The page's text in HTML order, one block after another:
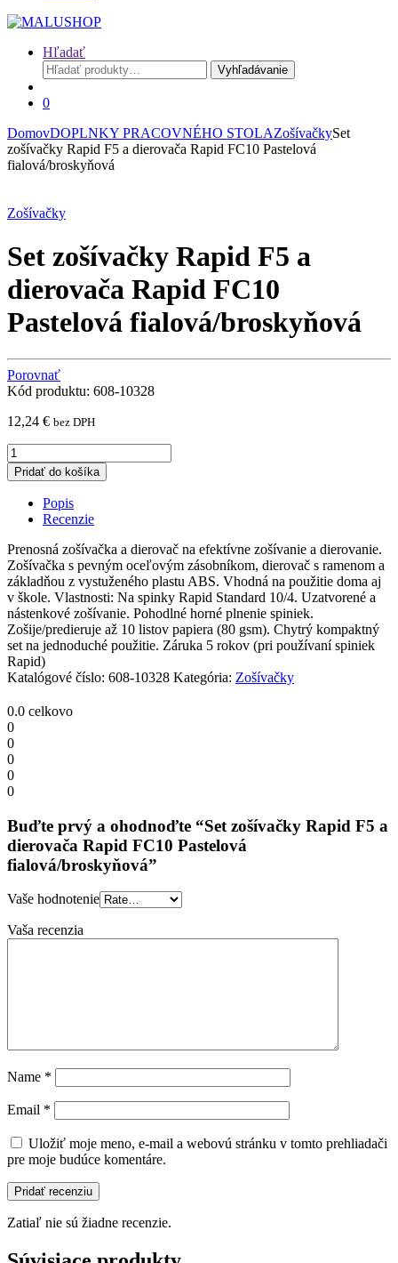
Hľadať
Hľadať:
Vyhľadávanie
0
DomovDOPLNKY PRACOVNÉHO STOLAZošívačkySet
zošívačky Rapid F5 a dierovača Rapid FC10 Pastelová
fialová/broskyňová
Zošívačky
Set zošívačky Rapid F5 a
dierovača Rapid FC10
Pastelová fialová/broskyňová
Porovnať
Kód produktu: 608-10328
12,24 € bez DPH
Set
zošívačky
Rapid
dierovača
Rapid
FC10
Pastelová
fialová/broskyňová
quantity
Pridať do košíka
Popis
Recenzie
Prenosná zošívačka a dierovač na efektívne zošívanie a dierovanie.
Zošívačka s pevným oceľovým zásobníkom, dierovač s ramenom a
základňou z vystuženého plastu ABS. Vhodná na použitie doma aj
v škole. Vlastnosti: Na spinky Rapid Standard 10/4. Uzatvorené a
nástenkové zošívanie. Pohodlné horné plnenie spiniek.
Zošije/predieruje až 10 listov papiera (80 gsm). Chytrý kompaktný
set na jednoduché použitie. Záruka 5 rokov (pri používaní spiniek
Rapid)
Katalógové číslo: 608-10328 Kategória: Zošívačky
0.0 celkovo
0
0
0
0
0
Buďte prvý a ohodnoďte “Set zošívačky Rapid F5 a
dierovača Rapid FC10 Pastelová
fialová/broskyňová”
Vaše hodnotenie
Vaša recenzia
Name *
Email *
Uložiť moje meno, e-mail a webovú stránku v tomto prehliadači
pre moje budúce komentáre.
Zatiaľ nie sú žiadne recenzie.